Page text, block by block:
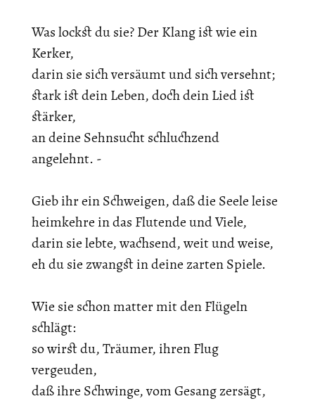
Was lockst du sie? Der Klang ist wie ein
Kerker,
darin sie sich versäumt und sich versehnt;
stark ist dein Leben, doch dein Lied ist
stärker,
an deine Sehnsucht schluchzend
angelehnt. -
Gieb ihr ein Schweigen, daß die Seele leise
heimkehre in das Flutende und Viele,
darin sie lebte, wachsend, weit und weise,
eh du sie zwangst in deine zarten Spiele.
Wie sie schon matter mit den Flügeln
schlägt:
so wirst du, Träumer, ihren Flug
vergeuden,
daß ihre Schwinge, vom Gesang zersägt,